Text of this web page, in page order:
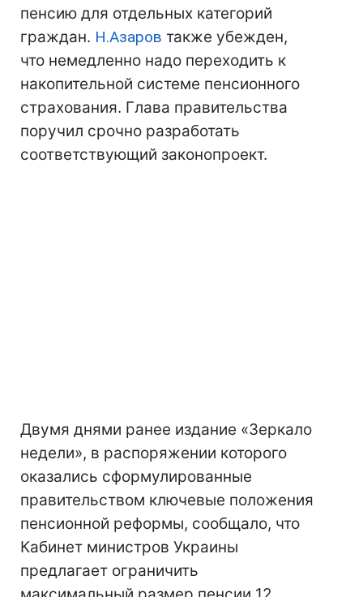
пенсию для отдельных категорий
граждан. Н.Азаров также убежден,
что немедленно надо переходить к
накопительной системе пенсионного
страхования. Глава правительства
поручил срочно разработать
соответствующий законопроект.
Двумя днями ранее издание «Зеркало
недели», в распоряжении которого
оказались сформулированные
правительством ключевые положения
пенсионной реформы, сообщало, что
Кабинет министров Украины
предлагает ограничить